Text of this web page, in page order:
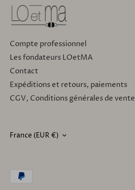
Compte professionnel
Les fondateurs LOetMA
Contact
Expéditions et retours, paiements
CGV, Conditions générales de vente
DEVISE
France (EUR €)